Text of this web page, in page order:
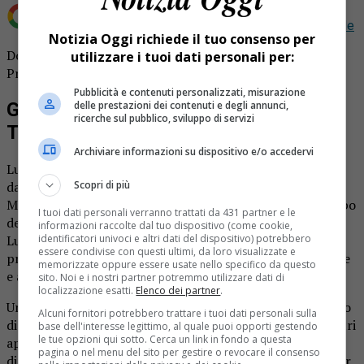
Fonte preferita su Google
Doppio lutto per gli alpini: l’addio a Luigi Tonazzo ed Elio
Prina Cerai dei gruppi di Aranco e Agnona.
Gli alpini di Aranco salutano Luigi
Tonazzo
Luigi Tonazzo, morto a 81 anni, era nel gruppo di Aranco
da decenni. «Lo ricordo con noi da sempre – dice Gianni
Mora, presidente della sezione Valsesiana e già capogruppo
degli alpini di Aranco -, quando sono entrato nel gruppo
Luigi ne faceva già parte. È sempre stato un alpino
presente e molto discreto, gli piaceva partecipare alle gite
e alle nostre feste».
Un ricordo condiviso da Savio Vercelli, attuale capogruppo
di Aranco: «Quando poteva, partecipava volentieri ai nostri
appuntamenti, ma non ha mai voluto fare parte del
Notizia Oggi richiede il tuo consenso per
utilizzare i tuoi dati personali per:
Pubblicità e contenuti personalizzati, misurazione
delle prestazioni dei contenuti e degli annunci,
ricerche sul pubblico, sviluppo di servizi
Archiviare informazioni su dispositivo e/o accedervi
Scopri di più
I tuoi dati personali verranno trattati da 431 partner e le
informazioni raccolte dal tuo dispositivo (come cookie,
identificatori univoci e altri dati del dispositivo) potrebbero
essere condivise con questi ultimi, da loro visualizzate e
memorizzate oppure essere usate nello specifico da questo
sito. Noi e i nostri partner potremmo utilizzare dati di
localizzazione esatti. Elenco dei partner.
Alcuni fornitori potrebbero trattare i tuoi dati personali sulla
base dell'interesse legittimo, al quale puoi opporti gestendo
le tue opzioni qui sotto. Cerca un link in fondo a questa
pagina o nel menu del sito per gestire o revocare il consenso